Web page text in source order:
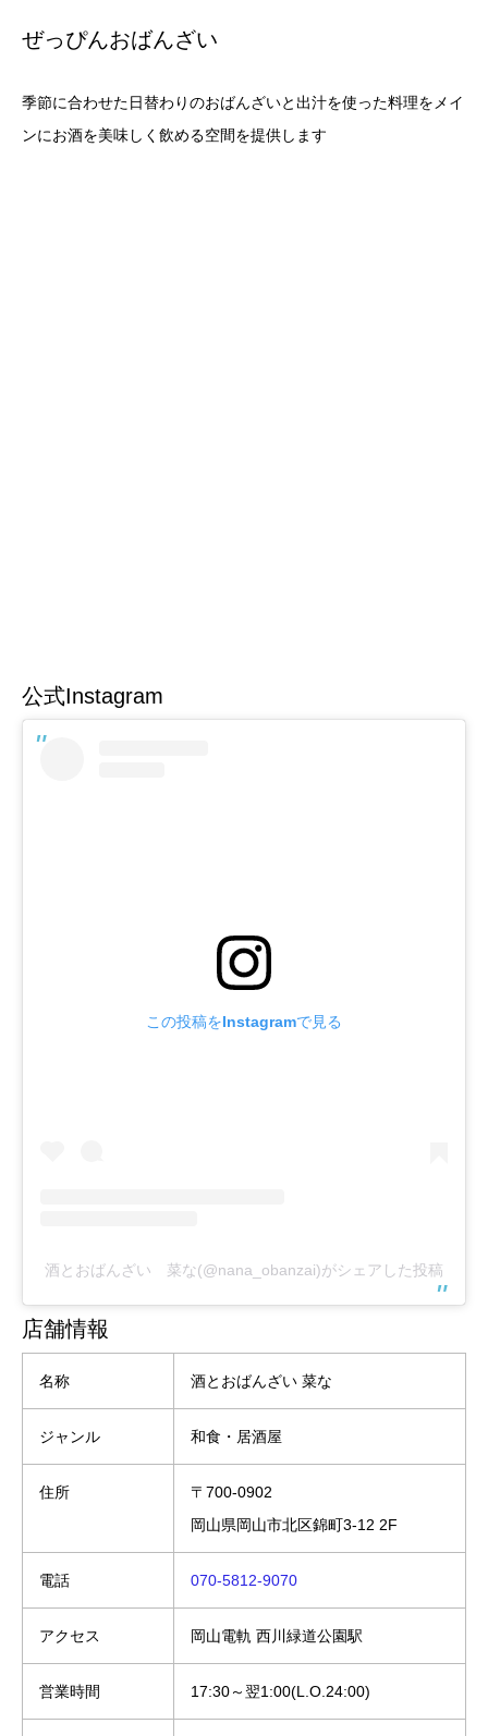
ぜっぴんおばんざい
季節に合わせた日替わりのおばんざいと出汁を使った料理をメイ
ンにお酒を美味しく飲める空間を提供します
公式Instagram
この投稿をInstagramで見る
酒とおばんざい 菜な(@nana_obanzai)がシェアした投稿
店舗情報
名称 酒とおばんざい 菜な
ジャンル 和食・居酒屋
住所
〒700-0902
岡山県岡山市北区錦町3-12 2F
電話 070-5812-9070
アクセス 岡山電軌 西川緑道公園駅
営業時間 17:30～翌1:00(L.O.24:00)